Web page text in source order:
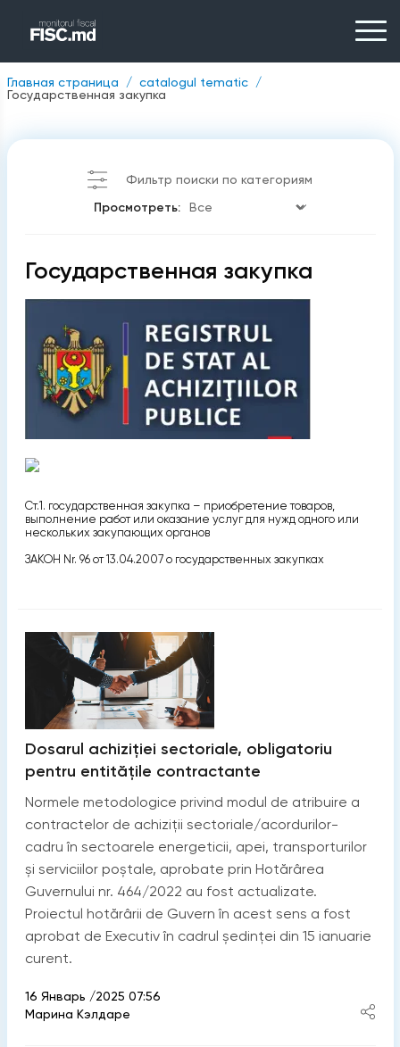
Главная страница
catalogul tematic
Государственная закупка
Фильтр поиски по категориям
Просмотреть:
Государственная закупка
Ст.1. государственная закупка – приобретение товаров,
выполнение работ или оказание услуг для нужд одного или
нескольких закупающих органов
ЗАКОН Nr. 96 от 13.04.2007 о государственных закупках
Dosarul achiziției sectoriale, obligatoriu
pentru entitățile contractante
Normele metodologice privind modul de atribuire a
contractelor de achiziții sectoriale/acordurilor-
cadru în sectoarele energeticii, apei, transporturilor
și serviciilor poștale, aprobate prin Hotărârea
Guvernului nr. 464/2022 au fost actualizate.
Proiectul hotărârii de Guvern în acest sens a fost
aprobat de Executiv în cadrul ședinței din 15 ianuarie
curent.
16 Январь /2025 07:56
Марина Кэлдаре